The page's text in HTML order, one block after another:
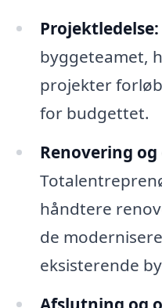
Projektledelse:
byggeteamet,
projekter
for budgettet.
Renovering
håndtere
de
eksisterende